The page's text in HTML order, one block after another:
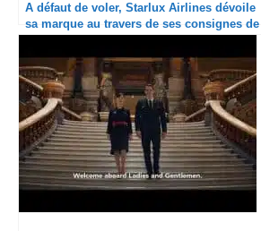
A défaut de voler, Starlux Airlines dévoile
sa marque au travers de ses consignes de